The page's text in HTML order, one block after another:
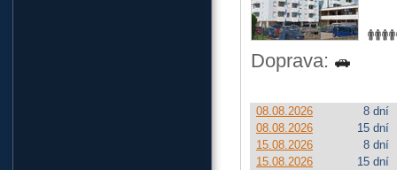
Doprava:
08.08.2026
8 dní
08.08.2026
15 dní
15.08.2026
8 dní
15.08.2026
15 dní